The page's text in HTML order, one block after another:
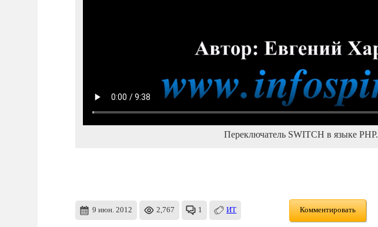
Переключатель SWITCH в языке PHP.
9 июн. 2012 2,767 1 ИТ Комментировать